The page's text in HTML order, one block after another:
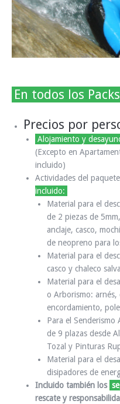
En todos los
Precios por
Alojamiento y
(Excepto en
incluido)
Actividades del
incluido:
Material para el
de 2 piezas de
anclaje, casco,
de neopreno para
Material para el
casco y chaleco
Material para el
o Arborismo: arnés,
encordamiento,
Para el
de 9 plazas desde
Tozal y Pinturas
Material para el
disipadores de
Incluido también los
rescate y